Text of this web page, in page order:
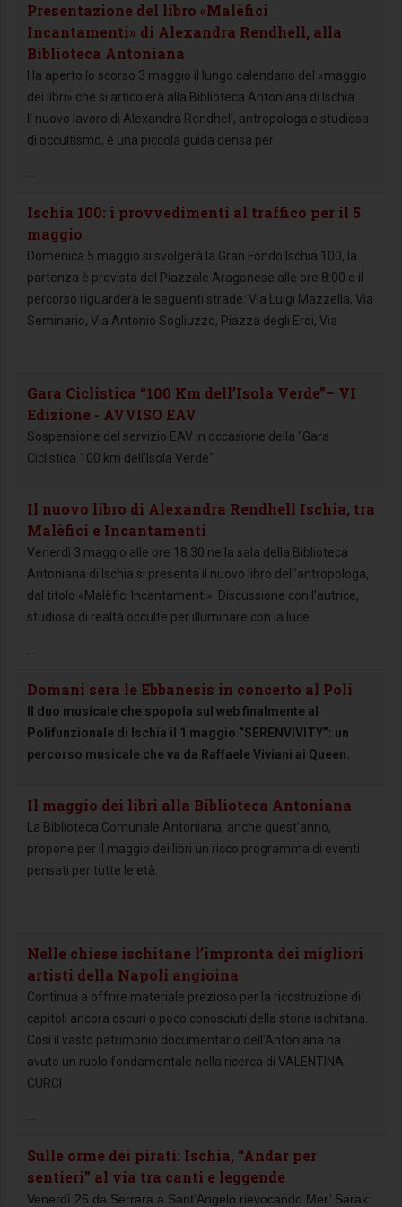
Presentazione del libro «Malèfici
Incantamenti» di Alexandra Rendhell, alla
Biblioteca Antoniana
Ha aperto lo scorso 3 maggio il lungo calendario del «maggio
dei libri» che si articolerà alla Biblioteca Antoniana di Ischia.
Il nuovo lavoro di Alexandra Rendhell, antropologa e studiosa
di occultismo, è una piccola guida densa per
...
Ischia 100: i provvedimenti al traffico per il 5
maggio
Domenica 5 maggio si svolgerà la Gran Fondo Ischia 100, la
partenza è prevista dal Piazzale Aragonese alle ore 8:00 e il
percorso riguarderà le seguenti strade: Via Luigi Mazzella, Via
Seminario, Via Antonio Sogliuzzo, Piazza degli Eroi, Via
...
Gara Ciclistica “100 Km dell’Isola Verde”– VI
Edizione - AVVISO EAV
Sospensione del servizio EAV in occasione della "Gara
Ciclistica 100 km dell'Isola Verde"
Il nuovo libro di Alexandra Rendhell Ischia, tra
Malèfici e Incantamenti
Venerdì 3 maggio alle ore 18.30 nella sala della Biblioteca
Antoniana di Ischia si presenta il nuovo libro dell’antropologa,
dal titolo «Malèfici Incantamenti». Discussione con l’autrice,
studiosa di realtà occulte per illuminare con la luce
...
Domani sera le Ebbanesis in concerto al Poli
Il duo musicale che spopola sul web finalmente al
Polifunzionale di Ischia il 1 maggio.“SERENVIVITY”: un
percorso musicale che va da Raffaele Viviani ai Queen.
Il maggio dei libri alla Biblioteca Antoniana
La Biblioteca Comunale Antoniana, anche quest’anno,
propone per il maggio dei libri un ricco programma di eventi
pensati per tutte le età.
Nelle chiese ischitane l’impronta dei migliori
artisti della Napoli angioina
Continua a offrire materiale prezioso per la ricostruzione di
capitoli ancora oscuri o poco conosciuti della storia ischitana.
Così il vasto patrimonio documentario dell’Antoniana ha
avuto un ruolo fondamentale nella ricerca di VALENTINA
CURCI
...
Sulle orme dei pirati: Ischia, “Andar per
sentieri” al via tra canti e leggende
Venerdì 26 da Serrara a Sant’Angelo rievocando Mer’ Sarak: